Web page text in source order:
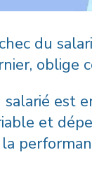
du
oblige
salarié est
et